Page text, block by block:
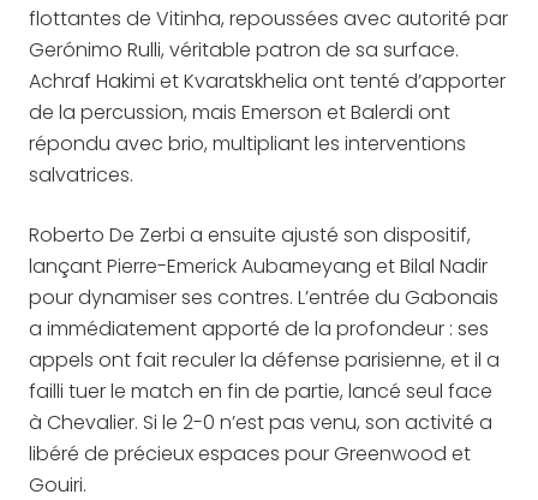
flottantes de Vitinha, repoussées avec autorité par
Gerónimo Rulli, véritable patron de sa surface.
Achraf Hakimi et Kvaratskhelia ont tenté d’apporter
de la percussion, mais Emerson et Balerdi ont
répondu avec brio, multipliant les interventions
salvatrices.
Roberto De Zerbi a ensuite ajusté son dispositif,
lançant Pierre-Emerick Aubameyang et Bilal Nadir
pour dynamiser ses contres. L’entrée du Gabonais
a immédiatement apporté de la profondeur : ses
appels ont fait reculer la défense parisienne, et il a
failli tuer le match en fin de partie, lancé seul face
à Chevalier. Si le 2-0 n’est pas venu, son activité a
libéré de précieux espaces pour Greenwood et
Gouiri.